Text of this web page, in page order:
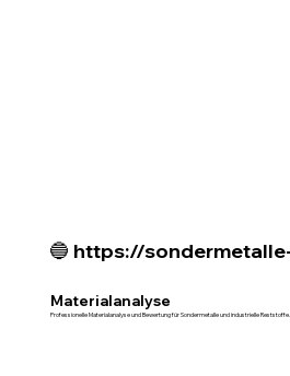
Materialanalyse
Professionelle Materialanalyse und Bewertung für Sondermetalle und industrielle Reststoffe.